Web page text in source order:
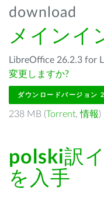
download
メインイ
LibreOffice 26.2.3 for
変更しますか?
ダウンロードバージョン
238 MB (Torrent,情報)
polski訳
を入手